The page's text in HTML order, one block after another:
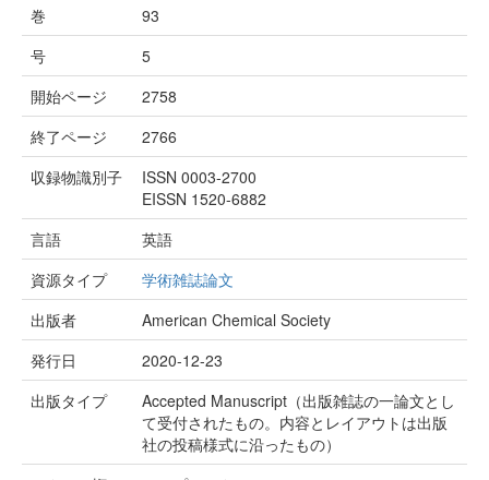
巻
93
号
5
開始ページ
2758
終了ページ
2766
収録物識別子
ISSN 0003-2700
EISSN 1520-6882
言語
英語
資源タイプ
学術雑誌論文
出版者
American Chemical Society
発行日
2020-12-23
出版タイプ
Accepted Manuscript（出版雑誌の一論文とし
て受付されたもの。内容とレイアウトは出版
社の投稿様式に沿ったもの）